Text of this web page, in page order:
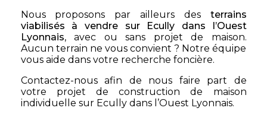
Nous proposons par ailleurs des terrains
viabilisés à vendre sur Ecully dans l’Ouest
Lyonnais, avec ou sans projet de maison.
Aucun terrain ne vous convient ? Notre équipe
vous aide dans votre recherche foncière.
Contactez-nous afin de nous faire part de
votre projet de construction de maison
individuelle sur Ecully dans l’Ouest Lyonnais.